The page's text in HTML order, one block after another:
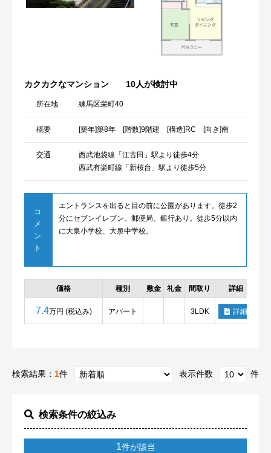
検索条件の絞込み
1件が該当
カクカクなマンション 10人が検討中
所在地 練馬区栄町40
概要 [築年]築8年 [階数]9階建 [構造]RC [向き]南
交通
西武池袋線「江古田」駅より徒歩4分
西武有楽町線「新桜台」駅より徒歩5分
コ
メ
ン
ト
エントランスを出ると目の前に公園があります。徒歩2
分にセブンイレブン、郵便局、銀行あり。徒歩5分以内
に大泉小学校、大泉中学校。
価格 種別 敷金 礼金 間取り 詳細
7.4万円 (税込み) アパート 3LDK 詳細
検索結果： 1件 表示件数 件